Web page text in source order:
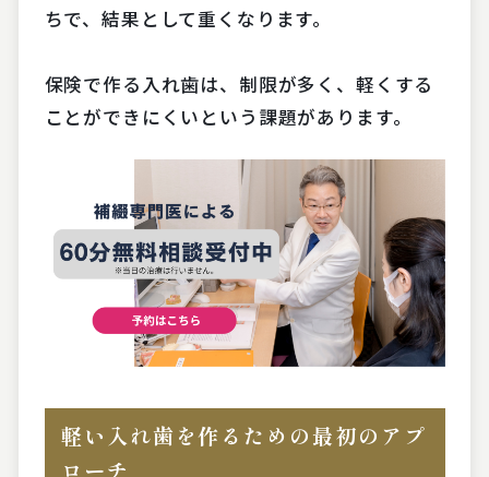
ちで、結果として重くなります。
保険で作る入れ歯は、制限が多く、軽くする
ことができにくいという課題があります。
軽い入れ歯を作るための最初のアプ
ローチ